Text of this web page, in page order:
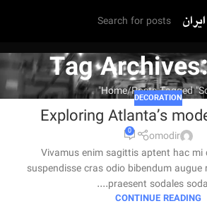
Tag
Home Posts Tagged
DECORATION
Exploring Atlanta’s
omodir
0
Vivamus enim sagittis aptent hac mi
suspendisse cras odio bibendum
praesent sodales
CONTINUE READING